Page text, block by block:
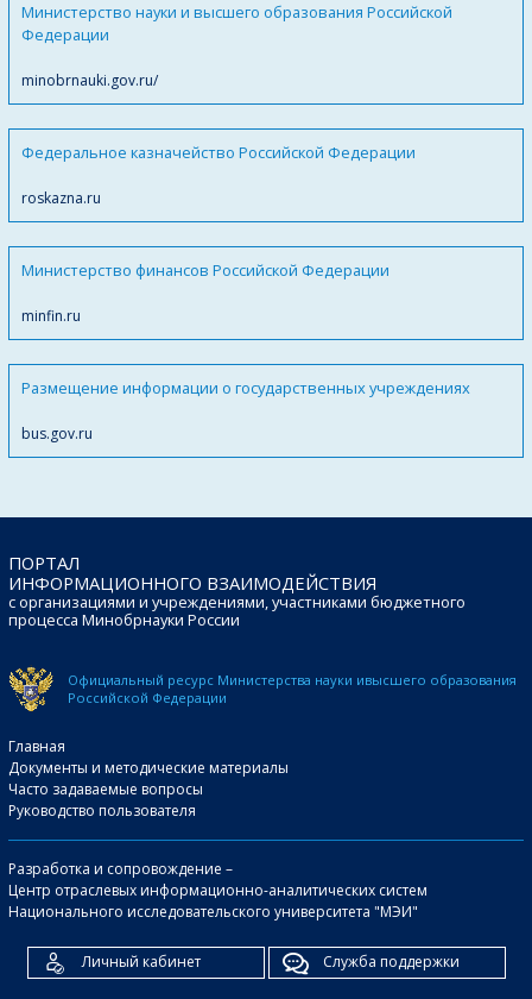
Министерство науки и высшего образования Российской
Федерации
minobrnauki.gov.ru/
Федеральное казначейство Российской Федерации
roskazna.ru
Министерство финансов Российской Федерации
minfin.ru
Размещение информации о государственных учреждениях
bus.gov.ru
ПОРТАЛ
ИНФОРМАЦИОННОГО ВЗАИМОДЕЙСТВИЯ
с организациями и учреждениями, участниками бюджетного
процесса Минобрнауки России
Официальный ресурс Министерства науки ивысшего образования
Российской Федерации
Главная
Документы и методические материалы
Часто задаваемые вопросы
Руководство пользователя
Разработка и сопровождение –
Центр отраслевых информационно-аналитических систем
Национального исследовательского университета "МЭИ"
Личный кабинет Служба поддержки